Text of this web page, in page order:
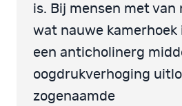
is. Bij mensen met van
wat nauwe kamerhoek
een anticholinerg
oogdrukverhoging
zogenaamde